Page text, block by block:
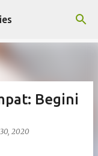
Begini
2020